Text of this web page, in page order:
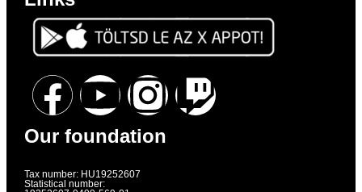
Our foundation
Tax number: HU19252607
Statistical number: